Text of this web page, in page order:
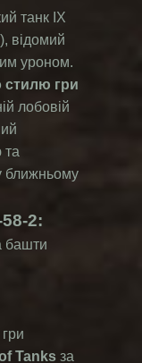
танк IX
відомий
уроном.
стилю гри
лобовій
та
ближньому
2:
башти
Tanks за